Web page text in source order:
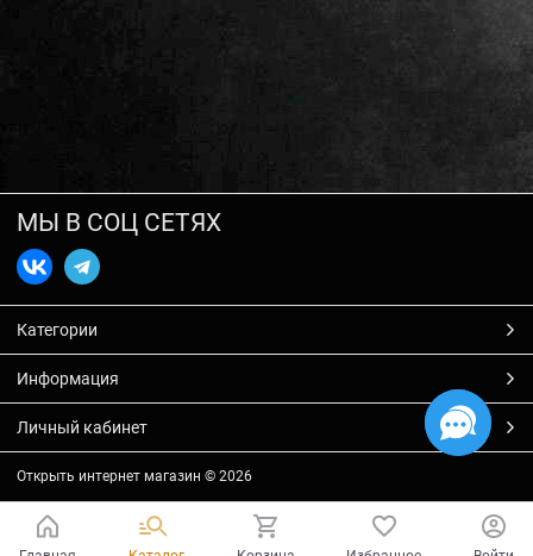
МЫ В СОЦ СЕТЯХ
Категории
Информация
Личный кабинет
Открыть интернет магазин © 2026